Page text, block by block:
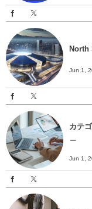
North
Jun 1,
カテ
Jun 1,